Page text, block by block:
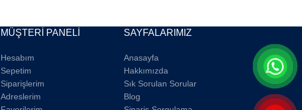
MÜŞTERİ PANELİ
Hesabım
Sepetim
Siparişlerim
Adreslerim
SAYFALARIMIZ
Anasayfa
Hakkımızda
Sık Sorulan Sorular
Blog